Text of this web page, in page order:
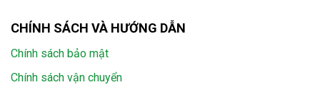
CHÍNH SÁCH VÀ HƯỚNG DẪN
Chính sách bảo mật
Chính sách vận chuyển